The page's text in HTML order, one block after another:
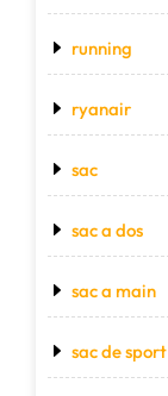
running
ryanair
sac
sac a dos
sac a main
sac de sport